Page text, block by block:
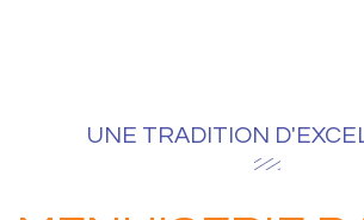
UNE TRADITION